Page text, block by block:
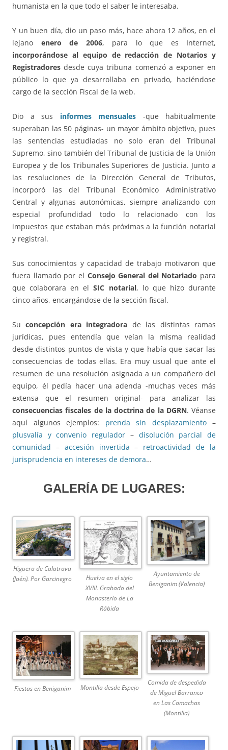
humanista en la que todo el saber le interesaba.
Y un buen día, dio un paso más, hace ahora 12 años, en el
lejano enero de 2006, para lo que es Internet,
incorporándose al equipo de redacción de Notarios y
Registradores desde cuya tribuna comenzó a exponer en
público lo que ya desarrollaba en privado, haciéndose
cargo de la sección Fiscal de la web.
Dio a sus informes mensuales
-que habitualmente
superaban las 50 páginas- un mayor ámbito objetivo, pues
las sentencias estudiadas no solo eran del Tribunal
Supremo, sino también del Tribunal de Justicia de la Unión
Europea y de los Tribunales Superiores de Justicia. Junto a
las resoluciones de la Dirección General de Tributos,
incorporó las del Tribunal Económico Administrativo
Central y algunas autonómicas, siempre analizando con
especial profundidad todo lo relacionado con los
impuestos que estaban más próximas a la función notarial
y registral.
Sus conocimientos y capacidad de trabajo motivaron que
fuera llamado por el Consejo General del Notariado para
que colaborara en elSIC notarial, lo que hizo durante
cinco años, encargándose de la sección fiscal.
Su concepción era integradora de las distintas ramas
jurídicas, pues entendía que veían la misma realidad
desde distintos puntos de vista y que había que sacar las
consecuencias de todas ellas. Era muy usual que ante el
resumen de una resolución asignada a un compañero del
equipo, él pedía hacer una adenda -muchas veces más
extensa que el resumen original- para analizar las
consecuencias fiscales de la doctrina de la DGRN. Véanse
aquí algunos ejemplos: prenda sin desplazamiento–
plusvalía y convenio regulador – disolución parcial de
comunidad – accesión invertida – retroactividad de la
jurisprudencia en intereses de demora…
GALERÍA DE LUGARES:
Higuera de Calatrava
(Jaén). Por Garcinegro
Huelva en el siglo
XVIII. Grabado del
Monasterio de La
Rábida
Ayuntamiento de
Beniganim (Valencia)
Fiestas en Beniganim Montilla desde Espejo
Comida de despedida
de Miguel Barranco
en Las Camachas
(Montilla)